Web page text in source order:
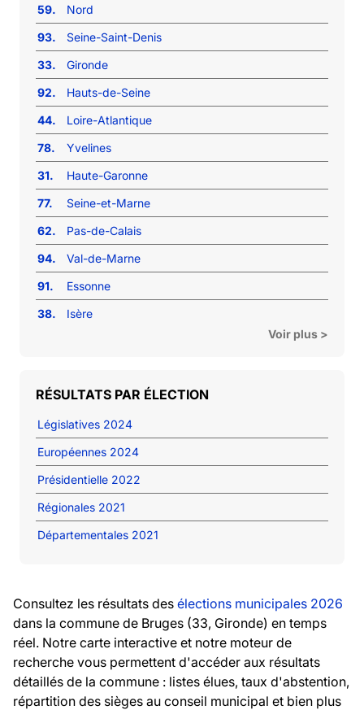
59.
Nord
93.
Seine-Saint-Denis
33.
Gironde
92.
Hauts-de-Seine
44.
Loire-Atlantique
78.
Yvelines
31.
Haute-Garonne
77.
Seine-et-Marne
62.
Pas-de-Calais
94.
Val-de-Marne
91.
Essonne
38.
Isère
Voir plus >
RÉSULTATS PAR ÉLECTION
Législatives 2024
Européennes 2024
Présidentielle 2022
Régionales 2021
Départementales 2021
Consultez les résultats des élections municipales 2026
dans la commune de Bruges (33, Gironde) en temps
réel. Notre carte interactive et notre moteur de
recherche vous permettent d'accéder aux résultats
détaillés de la commune : listes élues, taux d'abstention,
répartition des sièges au conseil municipal et bien plus